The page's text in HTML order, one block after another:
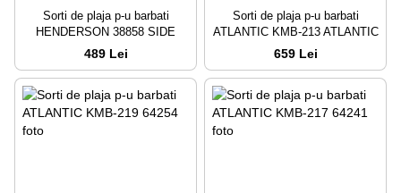
Sorti de plaja p-u barbati
HENDERSON 38858 SIDE
489 Lei
Sorti de plaja p-u barbati
ATLANTIC KMB-213 ATLANTIC
659 Lei